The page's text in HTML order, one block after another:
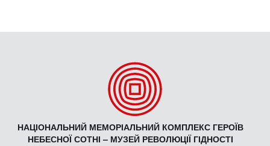
НАЦІОНАЛЬНИЙ МЕМОРІАЛЬНИЙ КОМПЛЕКС ГЕРОЇВ
НЕБЕСНОЇ СОТНІ – МУЗЕЙ РЕВОЛЮЦІЇ ГІДНОСТІ